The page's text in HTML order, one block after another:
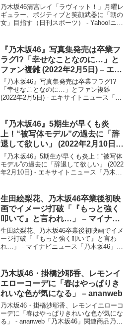
（日刊スポーツ） – Yahoo!ニュー
ス – Yahoo!ニュース
乃木坂46清宮レイ「ラヴィット！」月曜レ
ギュラー、ポジティブと笑顔武器に「朝の
女」目指す（日刊スポーツ） - Yahoo!ニュ
レギュラー、ポジティブと...
『乃木坂46』写真集発売は卒業フ
ラグ!?「幸せなことなのに…」と
ファン複雑 (2022年2月5日) – エキ
サイトニュース
『乃木坂46』写真集発売は卒業フラグ!?
「幸せなことなのに…」とファン複雑
(2022年2月5日) - エキサイトニュース「乃
ファン複雑 (2022年2月5日...
『乃木坂46』5期生が早くも炎
上！“被写体モデル”の過去に「辞
退して欲しい」 (2022年2月10日) –
エキサイトニュース
『乃木坂46』5期生が早くも炎上！“被写体
モデル”の過去に「辞退して欲しい」 (2022
年2月10日) - エキサイトニュース「乃木坂
欲しい」 (2022年2...
生田絵梨花、乃木坂46卒業後初映
画でイメージ打破「『もっと強く
叩いて』と言われ…」 – マイナビ
ニュース
生田絵梨花、乃木坂46卒業後初映画でイメ
ージ打破「『もっと強く叩いて』と言わ
れ…」 - マイナビニュース「乃木坂46」関
言われ…」 - マイナビニュース 生田絵梨...
乃木坂46・掛橋沙耶香、レモンイ
エローコーデに「春はやっぱりき
れいな色が気になる」 – ananweb
乃木坂46・掛橋沙耶香、レモンイエローコ
ーデに「春はやっぱりきれいな色が気にな
る」 - ananweb「乃木坂46」関連商品乃木